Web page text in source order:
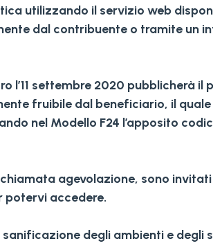
utilizzando il servizio web
dal contribuente o tramite un
l’11 settembre 2020
fruibile dal beneficiario, il
nel Modello F24 l’apposito
agevolazione, sono
potervi accedere.
degli ambienti e degli